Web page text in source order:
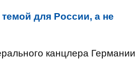
для России, а не
канцлера Германии